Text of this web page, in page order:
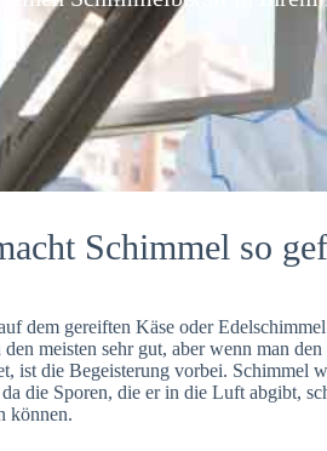
Schimmel so
dem gereiften Käse oder
den meisten sehr gut, aber wenn man
ist die Begeisterung vorbei. Schimmel
die Sporen, die er in die Luft abgibt,
können.